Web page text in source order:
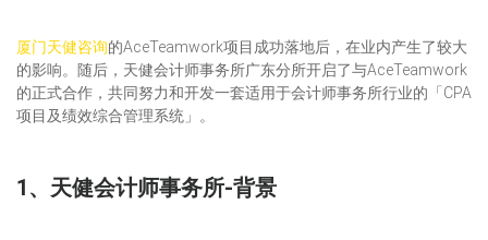
厦门天健咨询的AceTeamwork项目成功落地后，在业内产生了较大
的影响。随后，天健会计师事务所广东分所开启了与AceTeamwork
的正式合作，共同努力和开发一套适用于会计师事务所行业的「CPA
项目及绩效综合管理系统」。
1、天健会计师事务所-背景